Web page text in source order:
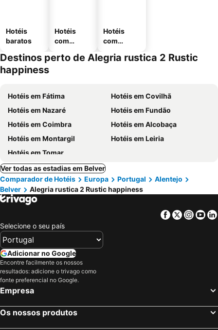
Hotéis
baratos
Hotéis
com
Hotéis
com
mento
Destinos perto de Alegria rustica 2 Rustic
happiness
Hotéis em Fátima
Hotéis em Covilhã
Hotéis em Nazaré
Hotéis em Fundão
Hotéis em Coimbra
Hotéis em Alcobaça
Hotéis em Montargil
Hotéis em Leiria
Hotéis em Tomar
Ver todas as estadias em Belver
Comparador de Hotéis
Europa Portugal
Alentejo
Belver
Alegria rustica 2 Rustic happiness
Facebook
Twitter
Selecione o seu país
Adicionar no Google
Encontre facilmente os nossos
resultados: adicione o trivago como
fonte preferencial no Google.
Empresa
Os nossos produtos